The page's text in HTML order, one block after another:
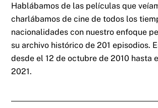
Hablábamos de las películas que
charlábamos de cine de todos los
nacionalidades con nuestro enfoque
su archivo histórico de 201 episodios.
desde el 12 de octubre de 2010 hasta
2021.